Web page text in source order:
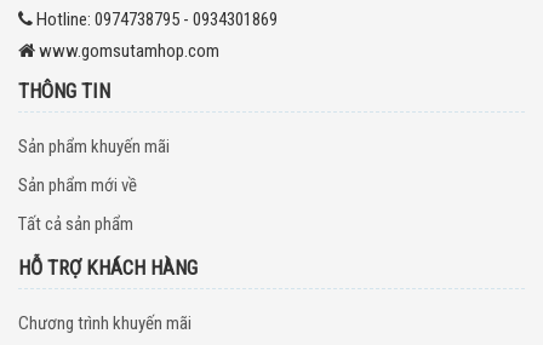
Hotline: 0974738795 - 0934301869
www.gomsutamhop.com
THÔNG TIN
Sản phẩm khuyến mãi
Sản phẩm mới về
Tất cả sản phẩm
HỖ TRỢ KHÁCH HÀNG
Chương trình khuyến mãi